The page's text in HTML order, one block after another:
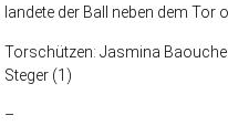
landete der Ball neben dem
Torschützen: Jasmina
Steger (1)
–